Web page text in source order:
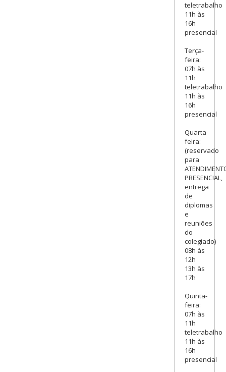
teletrabalho
11h às
16h
presencial
Terça-
feira:
07h às
11h
teletrabalho
11h às
16h
presencial
Quarta-
feira:
(reservado
para
PRESENCIAL,
entrega
de
diplomas
e
reuniões
do
colegiado)
08h às
12h
13h às
17h
Quinta-
feira:
07h às
11h
teletrabalho
11h às
16h
presencial